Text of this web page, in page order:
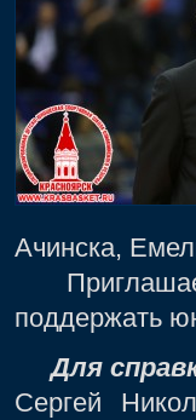
Ачинска,
поддержать
Для
Сергей